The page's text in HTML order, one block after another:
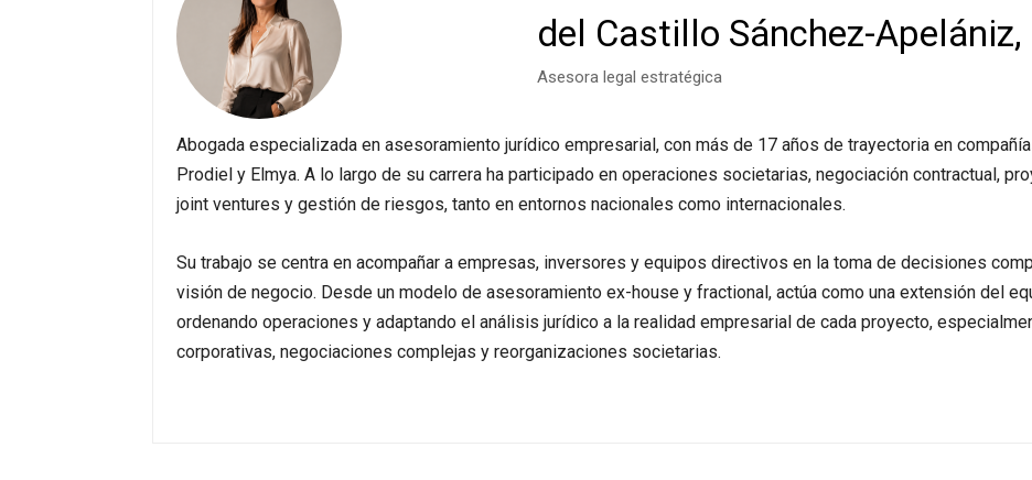
del Castillo Sánchez-Apelániz,
Asesora legal estratégica
Abogada especializada en asesoramiento jurídico empresarial, con más de 17 años de trayectoria en
Prodiel y Elmya. A lo largo de su carrera ha participado en operaciones societarias, negociación contractual,
joint ventures y gestión de riesgos, tanto en entornos nacionales como internacionales.
Su trabajo se centra en acompañar a empresas, inversores y equipos directivos en la toma de decisiones
visión de negocio. Desde un modelo de asesoramiento ex-house y fractional, actúa como una extensión del
ordenando operaciones y adaptando el análisis jurídico a la realidad empresarial de cada proyecto,
corporativas, negociaciones complejas y reorganizaciones societarias.